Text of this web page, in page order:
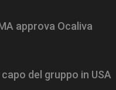
approva Ocaliva
del gruppo in USA
NOME
__Secure-
tracking-sites-
tracking-named-